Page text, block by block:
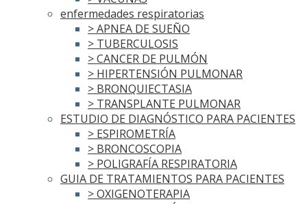
enfermedades respiratorias
> APNEA DE SUEÑO
> TUBERCULOSIS
> CANCER DE PULMÓN
> HIPERTENSIÓN PULMONAR
> BRONQUIECTASIA
> TRANSPLANTE PULMONAR
ESTUDIO DE DIAGNÓSTICO PARA PACIENTES
> ESPIROMETRÍA
> BRONCOSCOPIA
> POLIGRAFÍA RESPIRATORIA
GUIA DE TRATAMIENTOS PARA PACIENTES
> OXIGENOTERAPIA